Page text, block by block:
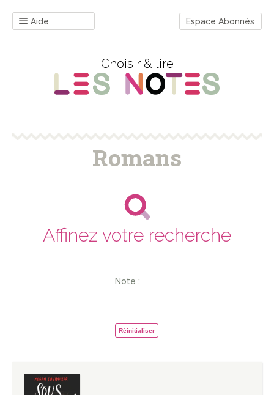
Aide Espace Abonnés
Choisir & lire
Romans
Affinez votre recherche
Note :
Réinitialiser